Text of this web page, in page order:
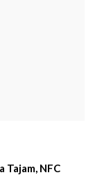
Tajam, NFC